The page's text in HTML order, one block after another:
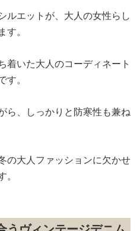
ルエットが、大人の女性らし
。
着いた大人のコーディネート
。
ら、しっかりと防寒性も兼ね
の大人ファッションに欠かせ